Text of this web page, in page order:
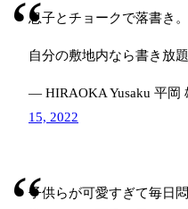
息子とチョークで落書き。
自分の敷地内なら書き放
— HIRAOKA Yusaku 平岡
15, 2022
子供らが可愛すぎて毎日悶